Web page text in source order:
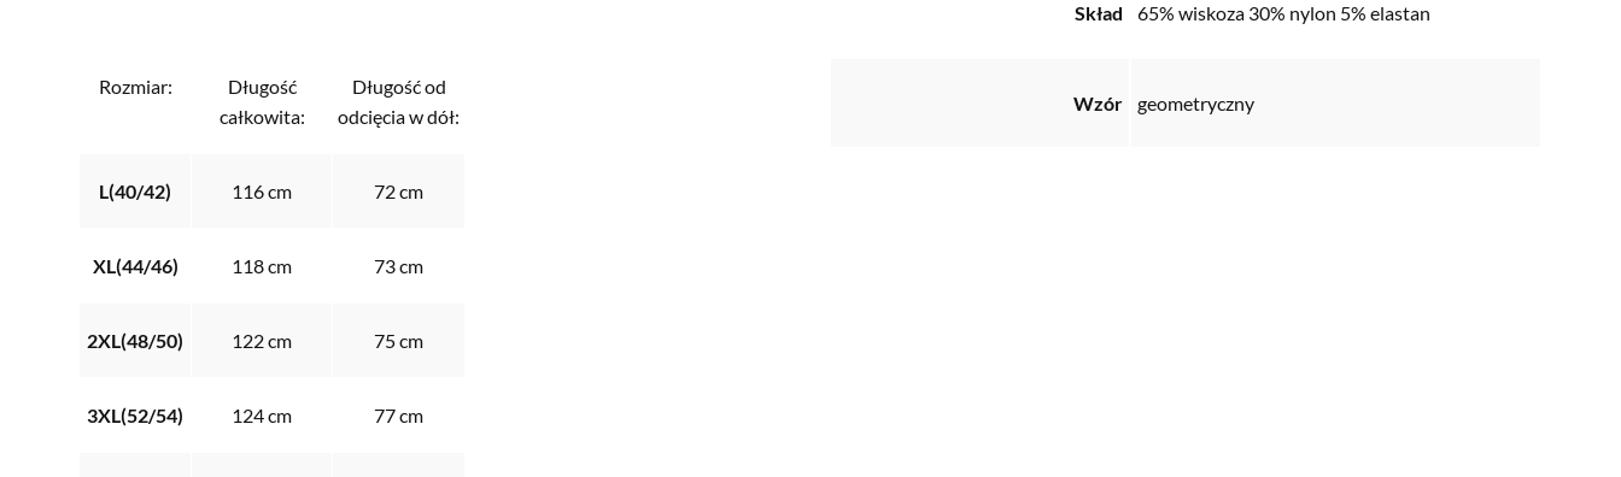
Rozmiar:
Długość
całkowita:
Długość od
odcięcia w dół:
L(40/42) 116 cm 72 cm
XL(44/46) 118 cm 73 cm
2XL(48/50) 122 cm 75 cm
3XL(52/54) 124 cm 77 cm
Skład 65% wiskoza 30% nylon 5% elastan
Wzór geometryczny